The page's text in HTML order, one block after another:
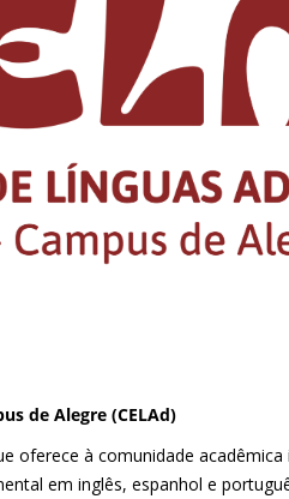
de Alegre (CELAd)
oferece à comunidade
em inglês, espanhol e